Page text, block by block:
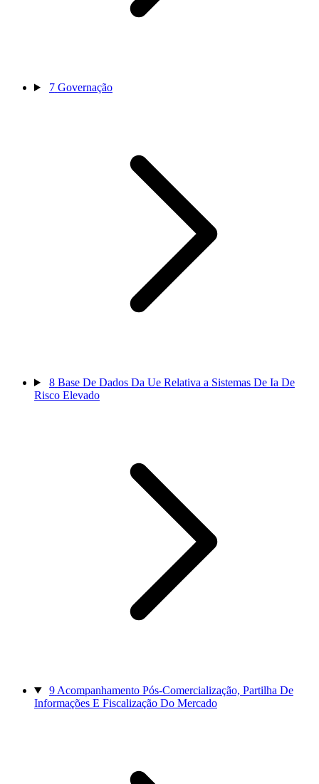
7 Governação
8 Base De Dados Da Ue Relativa a Sistemas De Ia De
Risco Elevado
9 Acompanhamento Pós-Comercialização, Partilha De
Informações E Fiscalização Do Mercado